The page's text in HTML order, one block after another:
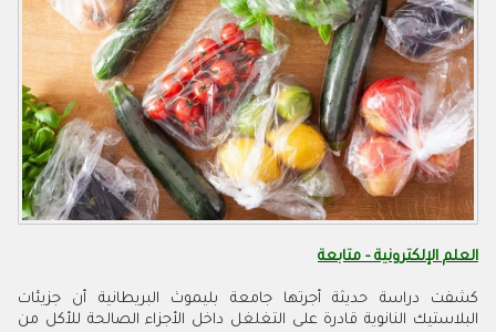
العلم الإلكترونية - متابعة
كشفت دراسة حديثة أجرتها جامعة بليموث البريطانية أن جزيئات
البلاستيك النانوية قادرة على التغلغل داخل الأجزاء الصالحة للأكل من